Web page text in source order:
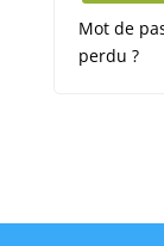
Mot de
perdu ?